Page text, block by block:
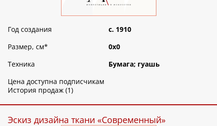
Год создания
c. 1910
Размер, см*
0х0
Техника
Бумага; гуашь
Цена доступна подписчикам
История продаж (1)
Эскиз дизайна ткани «Современный»